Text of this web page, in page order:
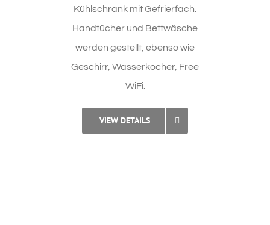
Kühlschrank mit Gefrierfach.
Handtücher und Bettwäsche
werden gestellt, ebenso wie
Geschirr, Wasserkocher, Free
WiFi.
VIEW DETAILS